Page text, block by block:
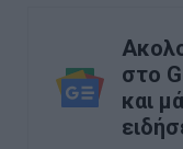
στο
και